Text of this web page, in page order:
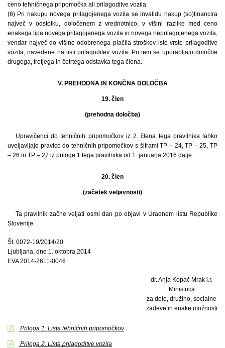
ceno tehničnega pripomočka ali prilagoditve vozila.
(6) Pri nakupu novega prilagojenega vozila se invalidu nakup (so)financira
največ v odstotku, določenem z vrednotnico, v višini razlike med ceno
enakega tipa novega prilagojenega vozila in novega neprilagojenega vozila,
vendar največ do višine odobrenega plačila stroškov iste vrste prilagoditve
vozila, navedene na listi prilagoditev vozila. Pri tem se uporabljajo določbe
drugega, tretjega in četrtega odstavka tega člena.
V. PREHODNA IN KONČNA DOLOČBA
19. člen
(prehodna določba)
Upravičenci do tehničnih pripomočkov iz 2. člena tega pravilnika lahko
uveljavljajo pravico do tehničnih pripomočkov s šiframi TP – 24, TP – 25, TP
– 26 in TP – 27 iz priloge 1 tega pravilnika od 1. januarja 2016 dalje.
20. člen
(začetek veljavnosti)
Ta pravilnik začne veljati osmi dan po objavi v Uradnem listu Republike
Slovenije.
Št. 0072-19/2014/20
Ljubljana, dne 1. oktobra 2014
EVA 2014-2611-0046
dr. Anja Kopač Mrak l.r.
Ministrica
za delo, družino, socialne
zadeve in enake možnosti
Priloga 1: Lista tehničnih pripomočkov
Priloga 2: Lista prilagoditve vozila